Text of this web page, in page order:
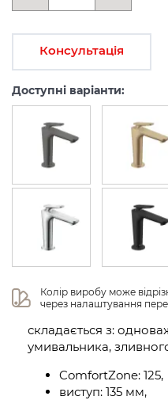
Консультація
Доступні варіанти:
Колір виробу може
через налаштування
складається з:
умивальника,
ComfortZone: 125,
виступ: 135 мм,